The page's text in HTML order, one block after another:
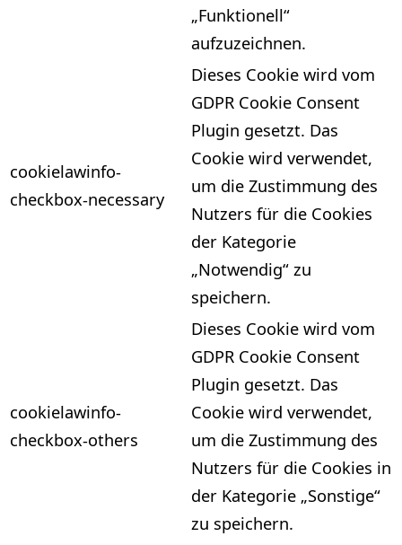
„Funktionell“
aufzuzeichnen.
cookielawinfo-
checkbox-necessary
Dieses Cookie wird vom
GDPR Cookie Consent
Plugin gesetzt. Das
Cookie wird verwendet,
um die Zustimmung des
Nutzers für die Cookies
der Kategorie
„Notwendig“ zu
speichern.
cookielawinfo-
checkbox-others
Dieses Cookie wird vom
GDPR Cookie Consent
Plugin gesetzt. Das
Cookie wird verwendet,
um die Zustimmung des
Nutzers für die Cookies in
der Kategorie „Sonstige“
zu speichern.